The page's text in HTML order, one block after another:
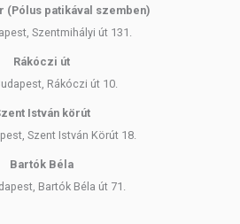
(Pólus patikával szemben)
Szentmihályi út 131.
Rákóczi út
Rákóczi út 10.
István körút
Szent István Körút 18.
Bartók Béla
Bartók Béla út 71.